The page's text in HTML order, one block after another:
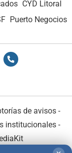
CYD Litoral
Puerto Negocios
de avisos -
institucionales-